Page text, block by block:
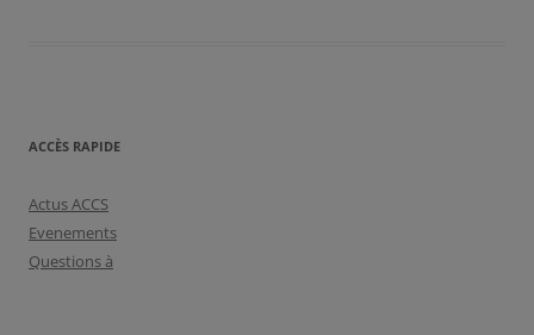
ACCÈS RAPIDE
Actus ACCS
Evenements
Questions à